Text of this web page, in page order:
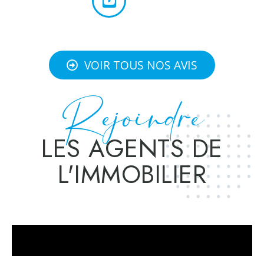
VOIR TOUS NOS AVIS
Rejoindre
LES AGENTS DE
L'IMMOBILIER